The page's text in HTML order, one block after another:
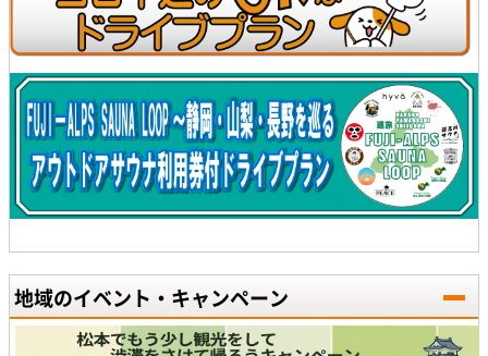
地域のイベント・キャンペーン